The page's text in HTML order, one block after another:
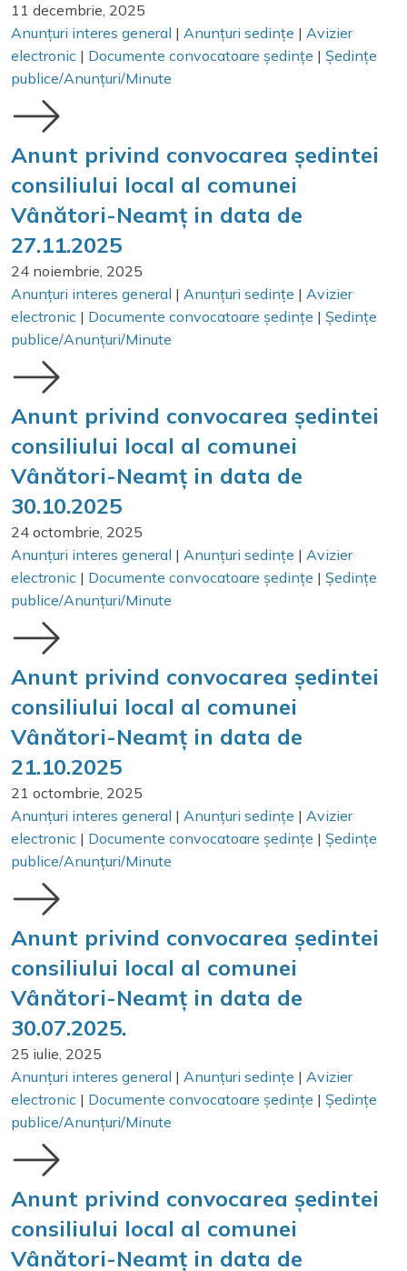
11 decembrie, 2025
Anunțuri interes general | Anunțuri sedințe | Avizier
electronic | Documente convocatoare ședințe | Ședințe
publice/Anunțuri/Minute
Anunt privind convocarea ședintei
consiliului local al comunei
Vânători-Neamț in data de
27.11.2025
24 noiembrie, 2025
Anunțuri interes general | Anunțuri sedințe | Avizier
electronic | Documente convocatoare ședințe | Ședințe
publice/Anunțuri/Minute
Anunt privind convocarea ședintei
consiliului local al comunei
Vânători-Neamț in data de
30.10.2025
24 octombrie, 2025
Anunțuri interes general | Anunțuri sedințe | Avizier
electronic | Documente convocatoare ședințe | Ședințe
publice/Anunțuri/Minute
Anunt privind convocarea ședintei
consiliului local al comunei
Vânători-Neamț in data de
21.10.2025
21 octombrie, 2025
Anunțuri interes general | Anunțuri sedințe | Avizier
electronic | Documente convocatoare ședințe | Ședințe
publice/Anunțuri/Minute
Anunt privind convocarea ședintei
consiliului local al comunei
Vânători-Neamț in data de
30.07.2025.
25 iulie, 2025
Anunțuri interes general | Anunțuri sedințe | Avizier
electronic | Documente convocatoare ședințe | Ședințe
publice/Anunțuri/Minute
Anunt privind convocarea ședintei
consiliului local al comunei
Vânători-Neamț in data de